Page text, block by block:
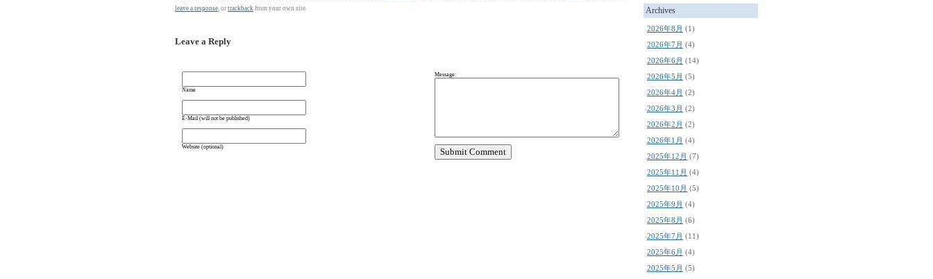
leave a response, or trackback from your own site.
Leave a Reply
Name
E-Mail (will not be published)
Website (optional)
Message:
Archives
2026年8月 (1)
2026年7月 (4)
2026年6月 (14)
2026年5月 (5)
2026年4月 (2)
2026年3月 (2)
2026年2月 (2)
2026年1月 (4)
2025年12月 (7)
2025年11月 (4)
2025年10月 (5)
2025年9月 (4)
2025年8月 (6)
2025年7月 (11)
2025年6月 (4)
2025年5月 (5)